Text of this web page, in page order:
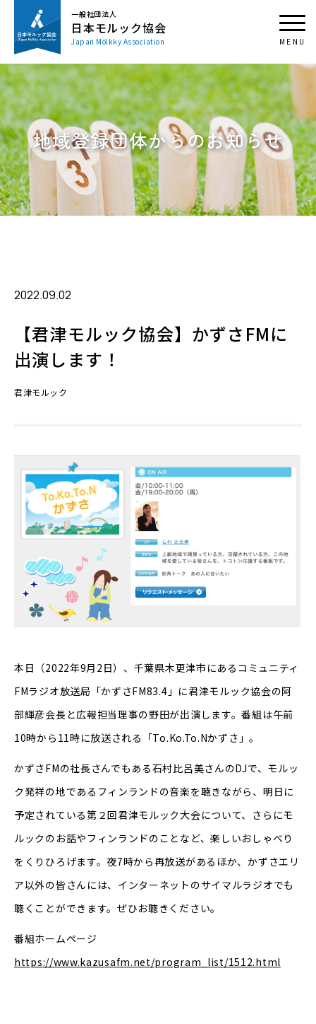
一般社団法人
日本モルック協会
Japan Mölkky Association
地域登録団体からのお知らせ
2022.09.02
【君津モルック協会】かずさFMに
出演します！
君津モルック
本日（2022年9月2日）、千葉県木更津市にあるコミュニティ
FMラジオ放送局「かずさFM83.4」に君津モルック協会の阿
部輝彦会長と広報担当理事の野田が出演します。番組は午前
10時から11時に放送される「To.Ko.To.Nかずさ」。
かずさFMの社長さんでもある石村比呂美さんのDJで、モルッ
ク発祥の地であるフィンランドの音楽を聴きながら、明日に
予定されている第２回君津モルック大会について、さらにモ
ルックのお話やフィンランドのことなど、楽しいおしゃべり
をくりひろげます。夜7時から再放送があるほか、かずさエリ
ア以外の皆さんには、インターネットのサイマルラジオでも
聴くことができます。ぜひお聴きください。
番組ホームページ
https://www.kazusafm.net/program_list/1512.html